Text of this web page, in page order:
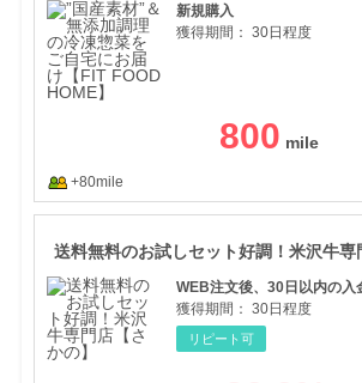
新規購入
獲得期間： 30日程度
800
+80mile
送料無料のお試しセット好調！米沢牛専
WEB注文後、30日以内の入
獲得期間： 30日程度
リピート可